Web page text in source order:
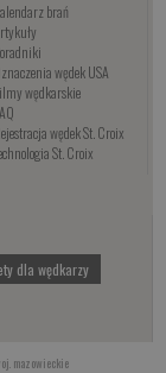
brań
wędek USA
wędkarskie
wędek St. Croix
St. Croix
dla wędkarzy
mazowieckie